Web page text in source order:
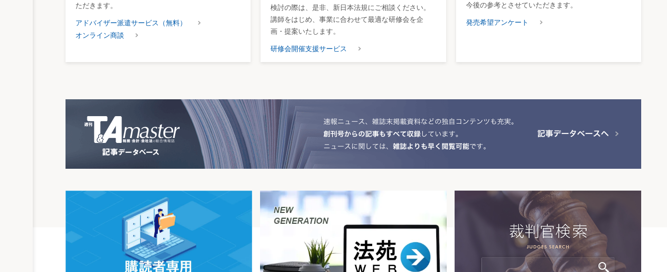
ただきます。
アドバイザー派遣サービス（無料）
オンライン商談
検討の際は、是非、新日本法規にご相談ください。
講師をはじめ、事業に合わせて最適な研修会を企
画・提案いたします。
研修会開催支援サービス
今後の参考とさせていただきます。
発売希望アンケート